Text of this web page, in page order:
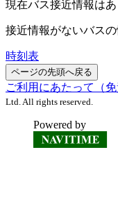
現在バス接近情報は
接近情報がないバス
時刻表
ページの先頭へ戻る
ご利用にあたって（免
Ltd. All rights reserved.
Powered by